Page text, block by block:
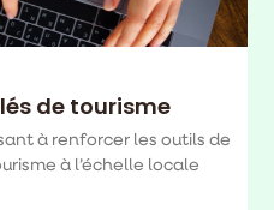
de tourisme
à renforcer les outils de
à l’échelle locale